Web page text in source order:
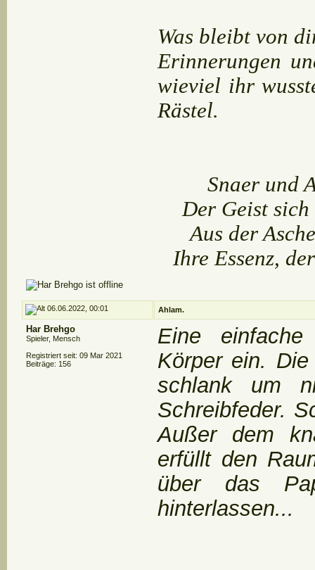
Was bleibt von
Erinnerungen
wieviel ihr
Rästel.
Snaer und
Der Geist
Aus der
Ihre Essenz,
06.06.2022, 00:01 Ahlam.
Har Brehgo
Spieler, Mensch
Registriert seit: 09 Mar 2021
Beiträge: 156
Eine
Körper ein.
schlank um
Schreibfeder.
Außer dem
erfüllt den
über das
hinterlassen...